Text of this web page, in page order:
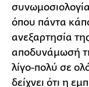
όπου πάντα
ανεξαρτησία
αποδυνάμωσή
λίγο-πολύ σε
δείχνει ότι η